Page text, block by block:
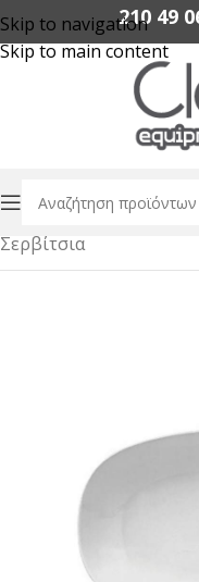
Skip to navigation
Skip to main content
210 49
Αρχική σελίδα/
Σερβίτσια